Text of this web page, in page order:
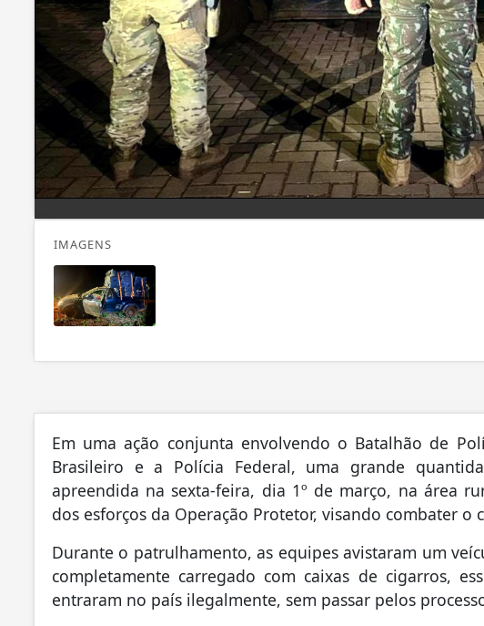
IMAGENS
Em uma ação conjunta envolvendo o Batalhão de
Brasileiro e a Polícia Federal, uma grande
apreendida na sexta-feira, dia 1º de março, na área
dos esforços da Operação Protetor, visando combater
Durante o patrulhamento, as equipes avistaram um
completamente carregado com caixas de cigarros,
entraram no país ilegalmente, sem passar pelos